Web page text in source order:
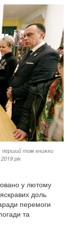
перший том книжки
рік
у лютому
доль
перемоги
та